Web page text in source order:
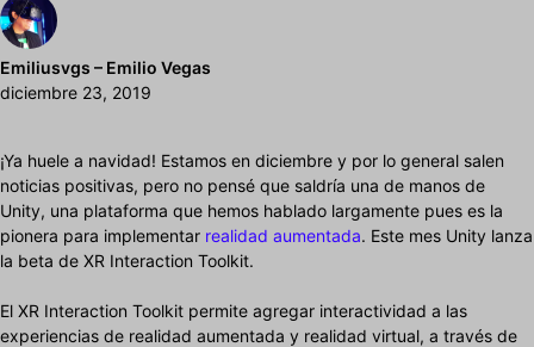
Emiliusvgs – Emilio Vegas
diciembre 23, 2019
¡Ya huele a navidad! Estamos en diciembre y por lo general salen
noticias positivas, pero no pensé que saldría una de manos de
Unity, una plataforma que hemos hablado largamente pues es la
pionera para implementar realidad aumentada. Este mes Unity lanza
la beta de XR Interaction Toolkit.
El XR Interaction Toolkit permite agregar interactividad a las
experiencias de realidad aumentada y realidad virtual, a través de